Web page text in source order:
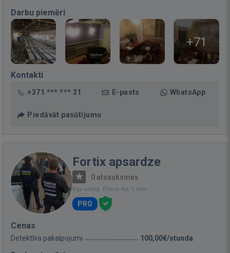
Darbu piemēri
+71
Kontakti
+371 *** *** 31 E-pasts WhatsApp
Piedāvāt pasūtījumu
Fortix apsardze
· 0 atsauksmes
Bija vietnē: Pirms 4st. 1 min.
PRO
Cenas
Detektīva pakalpojumi 100,00€/stunda